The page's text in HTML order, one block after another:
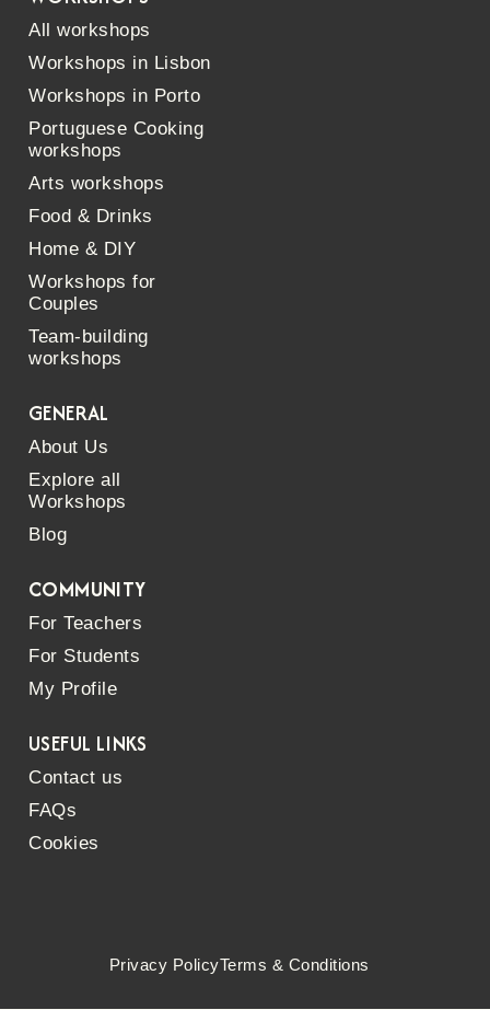
All workshops
Workshops in Lisbon
Workshops in Porto
Portuguese Cooking
workshops
Arts workshops
Food & Drinks
Home & DIY
Workshops for
Couples
Team-building
workshops
GENERAL
About Us
Explore all
Workshops
Blog
COMMUNITY
For Teachers
For Students
My Profile
USEFUL LINKS
Contact us
FAQs
Cookies
Privacy PolicyTerms & Conditions